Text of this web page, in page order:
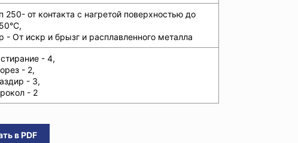
250- от контакта с нагретой поверхностью до
- От искр и брызг и расплавленного металла
- 4,
- 2,
- 3,
- 2
в PDF